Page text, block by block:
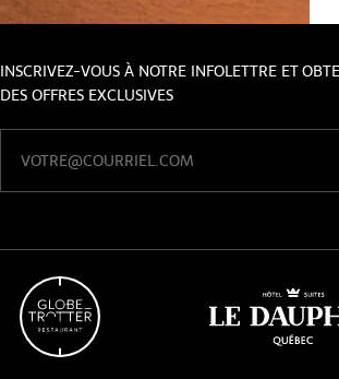
INSCRIVEZ-VOUS À NOTRE INFOLETTRE ET
DES OFFRES EXCLUSIVES